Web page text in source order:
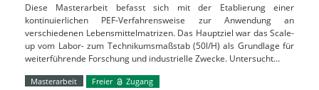
Diese Masterarbeit befasst sich mit der Etablierung einer
kontinuierlichen PEF-Verfahrensweise zur Anwendung an
verschiedenen Lebensmittelmatrizen. Das Hauptziel war das Scale-
up vom Labor- zum Technikumsmaßstab (50l/H) als Grundlage für
weiterführende Forschung und industrielle Zwecke. Untersucht…
Masterarbeit Freier Zugang